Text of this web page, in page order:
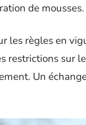
de mousses.
les règles en
restrictions sur
Un